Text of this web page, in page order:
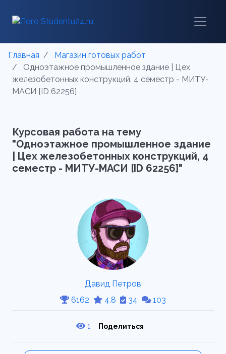
Главная
Магазин готовых работ
Одноэтажное промышленное здание | Цех
железобетонных конструкций, 4 семестр - МИТУ-
МАСИ [ID 62256]
Курсовая работа на тему
"Одноэтажное промышленное здание
| Цех железобетонных конструкций, 4
семестр - МИТУ-МАСИ [ID 62256]"
Давид Петров
6162
4.8 34 103
1 Поделиться